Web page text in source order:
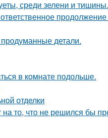
среди зелени и тишины.
продолжение
продуманные детали.
в комнате подольше.
отделки
на то, что не решился бы